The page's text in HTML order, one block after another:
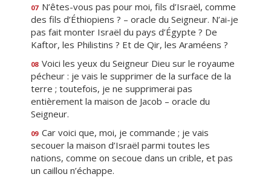
07 N’êtes-vous pas pour moi, fils d’Israël, comme
des fils d’Éthiopiens ? – oracle du Seigneur. N’ai-je
pas fait monter Israël du pays d’Égypte ? De
Kaftor, les Philistins ? Et de Qir, les Araméens ?
08 Voici les yeux du Seigneur Dieu sur le royaume
pécheur : je vais le supprimer de la surface de la
terre ; toutefois, je ne supprimerai pas
entièrement la maison de Jacob – oracle du
Seigneur.
09 Car voici que, moi, je commande ; je vais
secouer la maison d’Israël parmi toutes les
nations, comme on secoue dans un crible, et pas
un caillou n’échappe.